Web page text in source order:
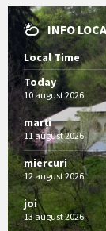
INFO
Local Time
Today
10 august 2026
marți
11 august 2026
miercuri
12 august 2026
joi
13 august 2026